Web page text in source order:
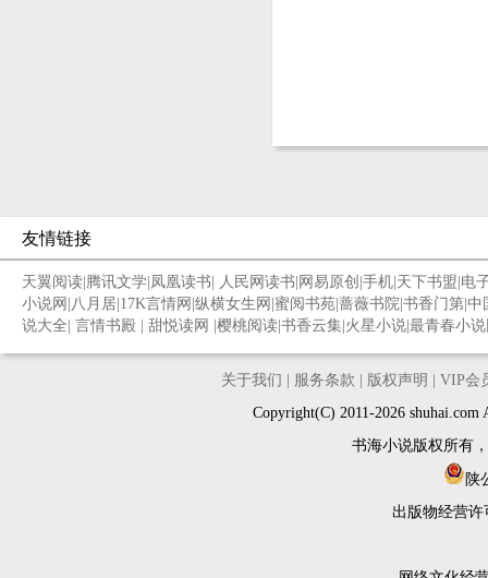
友情链接
天翼阅读 腾讯文学 凤凰读书 人民网读书 网易原创 手机 天下书盟 电
小说网 八月居 17K言情网 纵横女生网 蜜阅书苑 蔷薇书院 书香门第 中
说大全 言情书殿 甜悦读网 樱桃阅读 书香云集 火星小说 最青春小
关于我们 服务条款 版权声明
VIP会
Copyright(C) 2011-2026
书海小说版权所有
陕
出版物经营许